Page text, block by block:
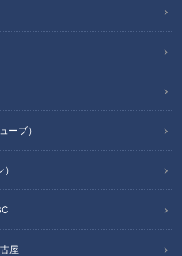
ーブ）
屋
自称・大食いアナが岐阜・土岐
市の愛されフード『加登屋のか
「ドデカからあげ」に仰天！